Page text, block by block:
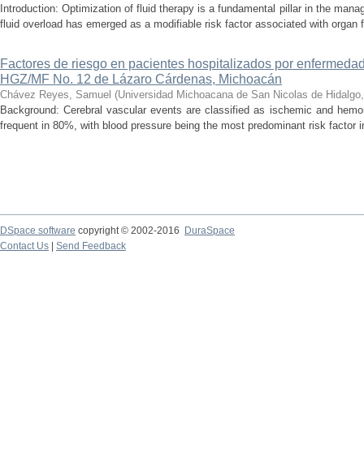
Introduction: Optimization of fluid therapy is a fundamental pillar in the
fluid overload has emerged as a modifiable risk factor associated with organ
Factores de riesgo en pacientes hospitalizados por
HGZ/MF No. 12 de Lázaro Cárdenas, Michoacán
Chávez Reyes, Samuel (Universidad Michoacana de San Nicolas de Hidalgo
Background: Cerebral vascular events are classified as ischemic and
frequent in 80%, with blood pressure being the most predominant risk factor
DSpace software copyright © 2002-2016
DuraSpace
Contact Us
Send Feedback